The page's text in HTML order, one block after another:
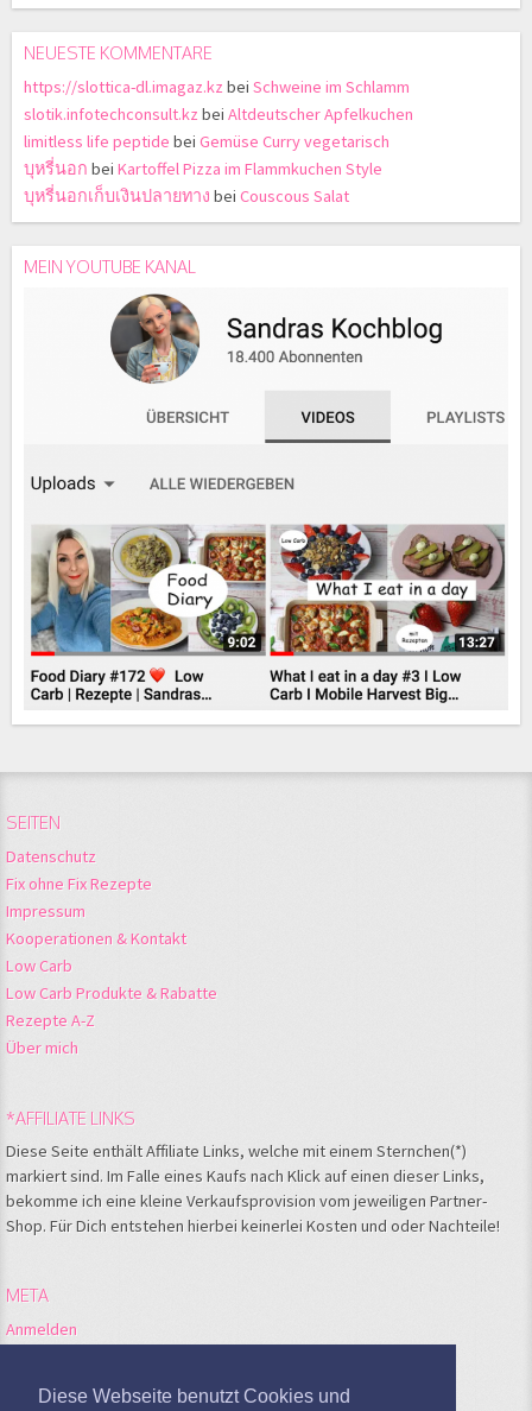
Diese Webseite benutzt Cookies und
NEUESTE KOMMENTARE
https://slottica-dl.imagaz.kz bei Schweine im Schlamm
slotik.infotechconsult.kz bei Altdeutscher Apfelkuchen
limitless life peptide bei Gemüse Curry vegetarisch
บุหรี่นอก bei Kartoffel Pizza im Flammkuchen Style
บุหรี่นอกเก็บเงินปลายทาง bei Couscous Salat
MEIN YOUTUBE KANAL
SEITEN
Datenschutz
Fix ohne Fix Rezepte
Impressum
Kooperationen & Kontakt
Low Carb
Low Carb Produkte & Rabatte
Rezepte A-Z
Über mich
*AFFILIATE LINKS
Diese Seite enthält Affiliate Links, welche mit einem Sternchen(*)
markiert sind. Im Falle eines Kaufs nach Klick auf einen dieser Links,
bekomme ich eine kleine Verkaufsprovision vom jeweiligen Partner-
Shop. Für Dich entstehen hierbei keinerlei Kosten und oder Nachteile!
META
Anmelden
Kommentare-Feed